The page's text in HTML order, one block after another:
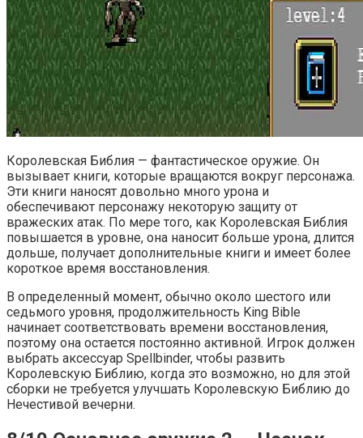
Королевская Библия — фантастическое оружие. Он
вызывает книги, которые вращаются вокруг персонажа.
Эти книги наносят довольно много урона и
обеспечивают персонажу некоторую защиту от
вражеских атак. По мере того, как Королевская Библия
повышается в уровне, она наносит больше урона, длится
дольше, получает дополнительные книги и имеет более
короткое время восстановления.
В определенный момент, обычно около шестого или
седьмого уровня, продолжительность King Bible
начинает соответствовать времени восстановления,
поэтому она остается постоянно активной. Игрок должен
выбрать аксессуар Spellbinder, чтобы развить
Королевскую Библию, когда это возможно, но для этой
сборки не требуется улучшать Королевскую Библию до
Нечестивой вечерни.